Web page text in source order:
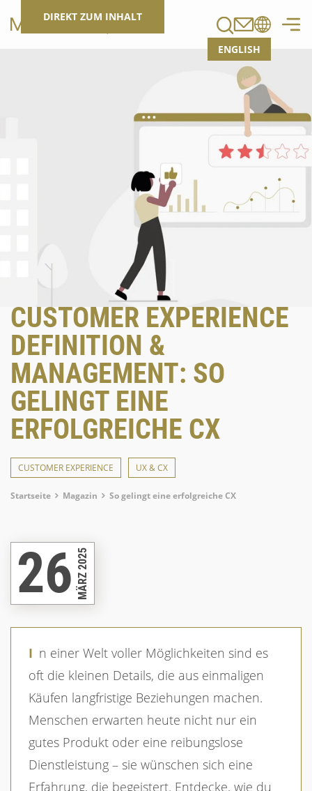
DIREKT ZUM INHALT
ENGLISH
CUSTOMER EXPERIENCE
DEFINITION &
MANAGEMENT: SO
GELINGT EINE
ERFOLGREICHE CX
CUSTOMER EXPERIENCE UX & CX
Breadcrumb
Startseite Magazin So gelingt eine erfolgreiche CX
26MÄRZ 2025
In einer Welt voller Möglichkeiten sind es
oft die kleinen Details, die aus einmaligen
Käufen langfristige Beziehungen machen.
Menschen erwarten heute nicht nur ein
gutes Produkt oder eine reibungslose
Dienstleistung – sie wünschen sich eine
Erfahrung, die begeistert. Entdecke, wie du